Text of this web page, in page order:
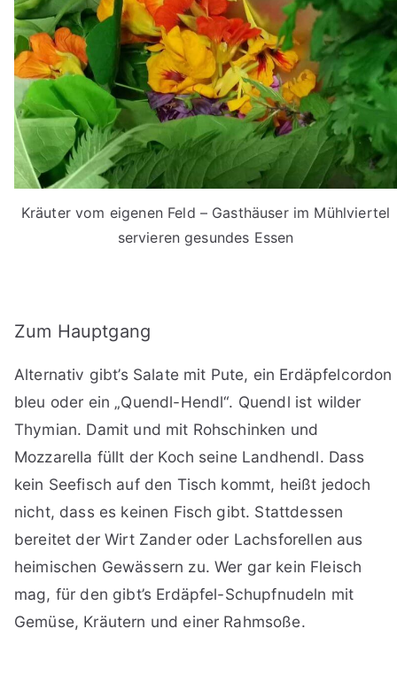
Kräuter vom eigenen Feld – Gasthäuser im Mühlviertel
servieren gesundes Essen
Zum Hauptgang
Alternativ gibt’s Salate mit Pute, ein Erdäpfelcordon
bleu oder ein „Quendl-Hendl“. Quendl ist wilder
Thymian. Damit und mit Rohschinken und
Mozzarella füllt der Koch seine Landhendl. Dass
kein Seefisch auf den Tisch kommt, heißt jedoch
nicht, dass es keinen Fisch gibt. Stattdessen
bereitet der Wirt Zander oder Lachsforellen aus
heimischen Gewässern zu. Wer gar kein Fleisch
mag, für den gibt’s Erdäpfel-Schupfnudeln mit
Gemüse, Kräutern und einer Rahmsoße.